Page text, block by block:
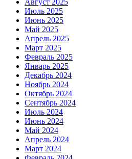
Август 2025
Июль 2025
Июнь 2025
Май 2025
Апрель 2025
Март 2025
Февраль 2025
Январь 2025
Декабрь 2024
Ноябрь 2024
Октябрь 2024
Сентябрь 2024
Июль 2024
Июнь 2024
Май 2024
Апрель 2024
Март 2024